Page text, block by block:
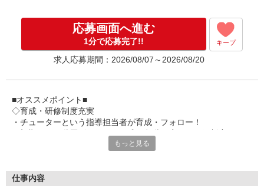
応募画面へ進む
1分で応募完了!! キープ
求人応募期間：2026/08/07～2026/08/20
■オススメポイント■
◇育成・研修制度充実
・チューターという指導担当者が育成・フォロー！
・キャリアアップ支援制度を活用して働きながら資格取得が可能
・ツクイ独自の福祉厚生制度でプライベートも充実
もっと見る
仕事内容